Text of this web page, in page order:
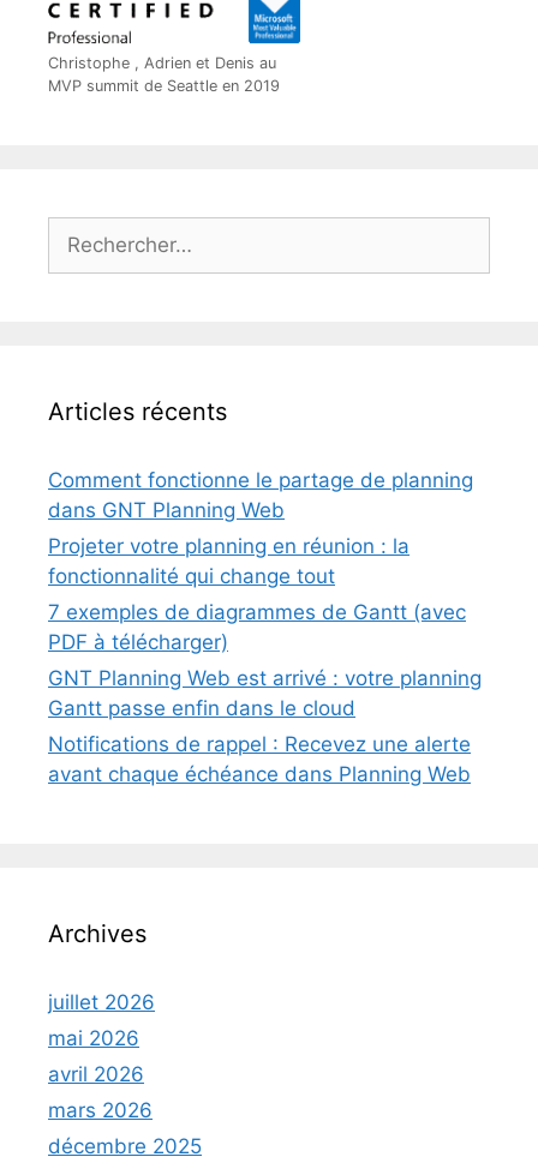
Christophe , Adrien et Denis au
MVP summit de Seattle en 2019
Rechercher :
Articles récents
Comment fonctionne le partage de planning
dans GNT Planning Web
Projeter votre planning en réunion : la
fonctionnalité qui change tout
7 exemples de diagrammes de Gantt (avec
PDF à télécharger)
GNT Planning Web est arrivé : votre planning
Gantt passe enfin dans le cloud
Notifications de rappel : Recevez une alerte
avant chaque échéance dans Planning Web
Archives
juillet 2026
mai 2026
avril 2026
mars 2026
décembre 2025